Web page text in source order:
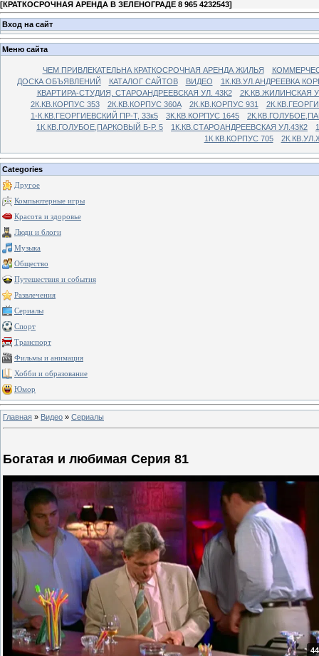
[КРАТКОСРОЧНАЯ АРЕНДА В ЗЕЛЕНОГРАДЕ 8 965 4232543]
Вход на сайт
Меню сайта
ЧЕМ ПРИВЛЕКАТЕЛЬНА КРАТКОСРОЧНАЯ АРЕНДА ЖИЛЬЯ
ДОСКА ОБЪЯВЛЕНИЙ
КАТАЛОГ САЙТОВ ВИДЕО
1К.КВ.УЛ.АНДРЕЕВКА
КВАРТИРА-СТУДИЯ, СТАРОАНДРЕЕВСКАЯ УЛ. 43К2
2К.КВ.ЖИЛИНСКАЯ
2К.КВ.КОРПУС 353
2К.КВ.КОРПУС 360А 2К.КВ.КОРПУС 931
1-К.КВ.ГЕОРГИЕВСКИЙ ПР-Т, 33к5
3К.КВ.КОРПУС 1645
1К.КВ.ГОЛУБОЕ,ПАРКОВЫЙ Б-Р. 5
1К.КВ.СТАРОАНДРЕЕВСКАЯ УЛ.43К2
1К.КВ.КОРПУС 705
Categories
Другое
Компьютерные игры
Красота и здоровье
Люди и блоги
Музыка
Общество
Путешествия и события
Развлечения
Сериалы
Спорт
Транспорт
Фильмы и анимация
Хобби и образование
Юмор
Главная » Видео » Сериалы
Богатая и любимая Серия 81